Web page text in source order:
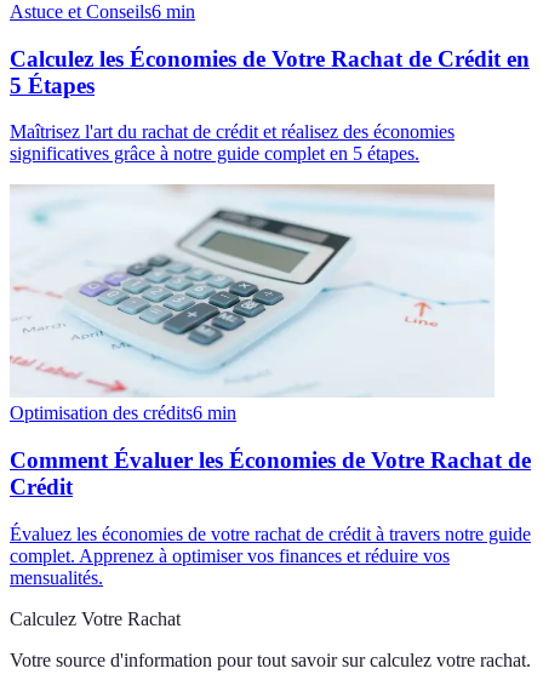
Astuce et Conseils6 min
Calculez les Économies de Votre Rachat de Crédit en
5 Étapes
Maîtrisez l'art du rachat de crédit et réalisez des économies
significatives grâce à notre guide complet en 5 étapes.
Optimisation des crédits6 min
Comment Évaluer les Économies de Votre Rachat de
Crédit
Évaluez les économies de votre rachat de crédit à travers notre guide
complet. Apprenez à optimiser vos finances et réduire vos
mensualités.
Calculez Votre Rachat
Votre source d'information pour tout savoir sur calculez votre rachat.